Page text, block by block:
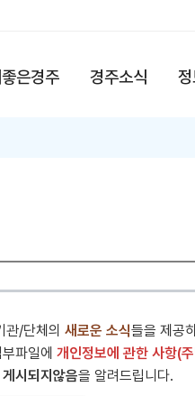
은경주 경주소식
관/단체의 새로운 소식들을 제공
파일에 개인정보에 관한 사항(
시되지않음을 알려드립니다.